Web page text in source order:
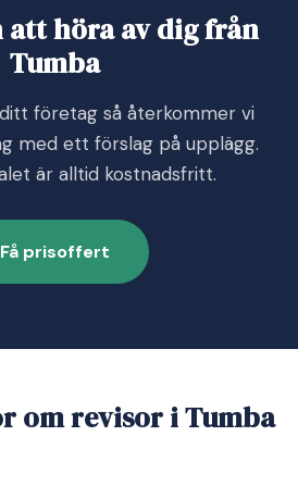
att höra av dig från
Tumba
företag så återkommer vi
med ett förslag på upplägg.
är alltid kostnadsfritt.
Få prisoffert
om revisor i Tumba